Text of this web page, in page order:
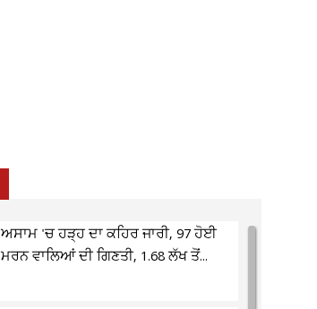
ਅਸਾਮ 'ਚ ਹੜ੍ਹ ਦਾ ਕਹਿਰ ਜਾਰੀ, 97 ਹੋਈ
ਮਰਨ ਵਾਲਿਆਂ ਦੀ ਗਿਣਤੀ, 1.68 ਲੱਖ ਤੋਂ...